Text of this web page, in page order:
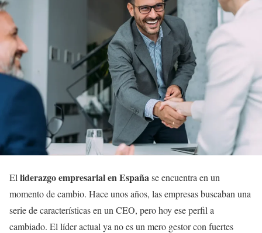
El liderazgo empresarial en Españase encuentra en un
momento de cambio. Hace unos años, las empresas buscaban una
serie de características en un CEO, pero hoy ese perfil a
cambiado. El líder actual ya no es un mero gestor con fuertes